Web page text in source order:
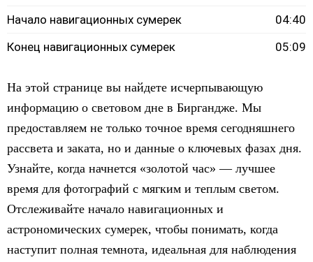
Начало навигационных сумерек
04:40
Конец навигационных сумерек
05:09
На этой странице вы найдете исчерпывающую
информацию о световом дне в Биргандже. Мы
предоставляем не только точное время сегодняшнего
рассвета и заката, но и данные о ключевых фазах дня.
Узнайте, когда начнется «золотой час» — лучшее
время для фотографий с мягким и теплым светом.
Отслеживайте начало навигационных и
астрономических сумерек, чтобы понимать, когда
наступит полная темнота, идеальная для наблюдения